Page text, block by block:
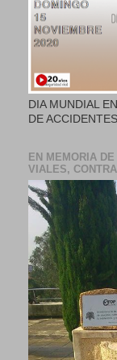
DIA MUNDIAL
DE
EN MEMORIA
VIALES,